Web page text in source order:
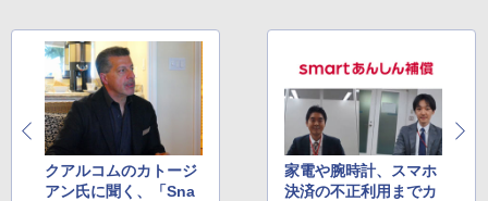
クアルコムのカトージ
アン氏に聞く、「Sna
家電や腕時計、スマホ
決済の不正利用までカ